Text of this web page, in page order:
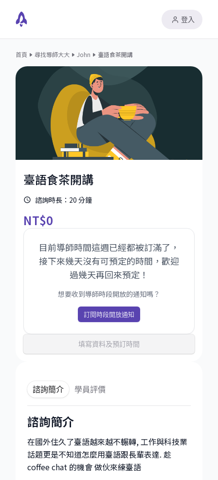
登入
首頁 尋找導師大大 John 臺語食茶開講
臺語食茶開講
諮詢時長： 20 分鐘
NT$0
目前導師時間這週已經都被訂滿了，
接下來幾天沒有可預定的時間，歡迎
過幾天再回來預定！
想要收到導師時段開放的通知嗎？
訂閱時段開放通知
填寫資料及預訂時間
諮詢簡介 學員評價
諮詢簡介
在國外住久了臺語越來越不輾轉, 工作與科技業
話題更是不知道怎麼用臺語跟長輩表達. 趁
coffee chat 的機會 做伙來練臺語